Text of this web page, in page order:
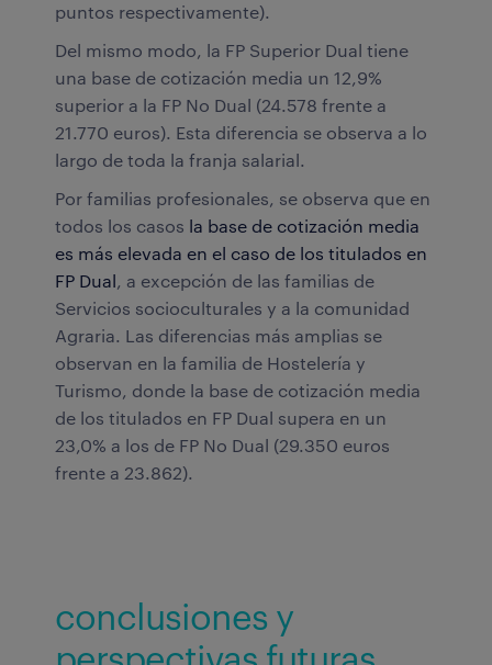
puntos respectivamente).
Del mismo modo, la FP Superior Dual tiene
una base de cotización media un 12,9%
superior a la FP No Dual (24.578 frente a
21.770 euros). Esta diferencia se observa a lo
largo de toda la franja salarial.
Por familias profesionales, se observa que en
todos los casos la base de cotización media
es más elevada en el caso de los titulados en
FP Dual, a excepción de las familias de
Servicios socioculturales y a la comunidad
Agraria. Las diferencias más amplias se
observan en la familia de Hostelería y
Turismo, donde la base de cotización media
de los titulados en FP Dual supera en un
23,0% a los de FP No Dual (29.350 euros
frente a 23.862).
conclusiones y